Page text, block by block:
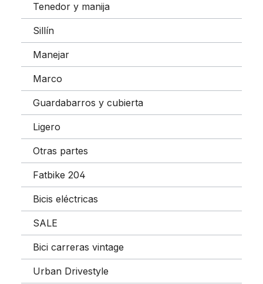
Tenedor y manija
Sillín
Manejar
Marco
Guardabarros y cubierta
Ligero
Otras partes
Fatbike 204
Bicis eléctricas
SALE
Bici carreras vintage
Urban Drivestyle